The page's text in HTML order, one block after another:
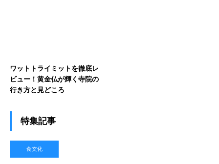
ワットトライミットを徹底レ
ビュー！黄金仏が輝く寺院の
行き方と見どころ
特集記事
食文化